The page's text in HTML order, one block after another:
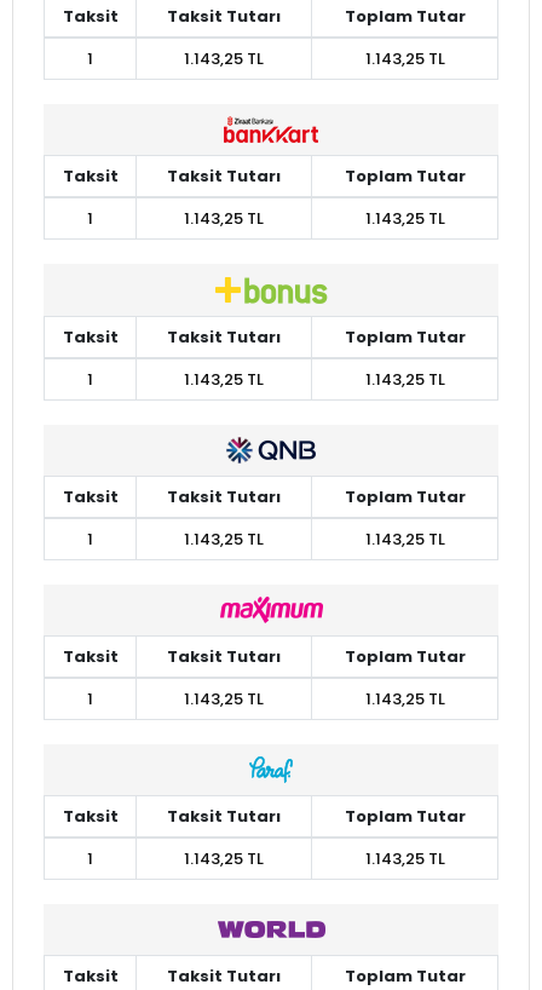
Taksit Taksit Tutarı
Toplam Tutar
1
1.143,25 TL 1.143,25 TL
Taksit Taksit Tutarı
Toplam Tutar
1
1.143,25 TL 1.143,25 TL
Taksit Taksit Tutarı
Toplam Tutar
1
1.143,25 TL 1.143,25 TL
Taksit Taksit Tutarı
Toplam Tutar
1
1.143,25 TL 1.143,25 TL
Taksit Taksit Tutarı
Toplam Tutar
1
1.143,25 TL 1.143,25 TL
Taksit Taksit Tutarı
Toplam Tutar
1
1.143,25 TL 1.143,25 TL
Taksit Taksit Tutarı Toplam Tutar